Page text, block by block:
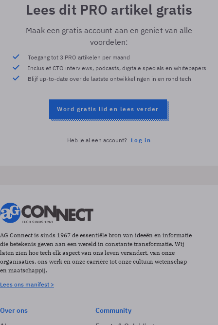
Lees dit PRO artikel gratis
Maak een gratis account aan en geniet van alle
voordelen:
Toegang tot 3 PRO artikelen per maand
Inclusief CTO interviews, podcasts, digitale specials en whitepapers
Blijf up-to-date over de laatste ontwikkelingen in en rond tech
Word gratis lid en lees verder
Heb je al een account? Log in
AG Connect is sinds 1967 de essentiële bron van ideeën en informatie
die betekenis geven aan een wereld in constante transformatie. Wij
laten zien hoe tech elk aspect van ons leven verandert, van onze
organisaties, ons werk en onze carrière tot onze cultuur, wetenschap
en maatschappij.
Lees ons manifest >
Over ons
Community